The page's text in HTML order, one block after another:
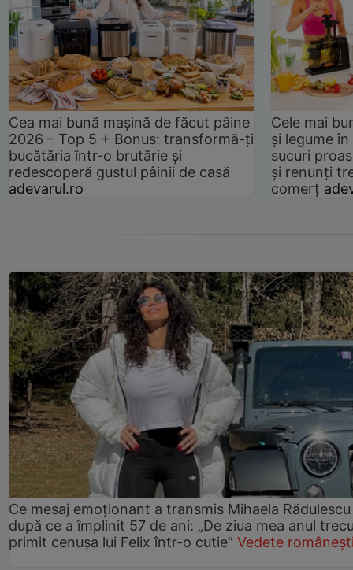
Cea mai bună mașină de făcut pâine
2026 – Top 5 + Bonus: transformă-ți
bucătăria într-o brutărie și
redescoperă gustul pâinii de casă
adevarul.ro
Cele mai
și legume
sucuri
și renunți
comerț
Ce mesaj emoționant a transmis Mihaela Rădulescu
după ce a împlinit 57 de ani: „De ziua mea anul
primit cenușa lui Felix într-o cutie” Vedete